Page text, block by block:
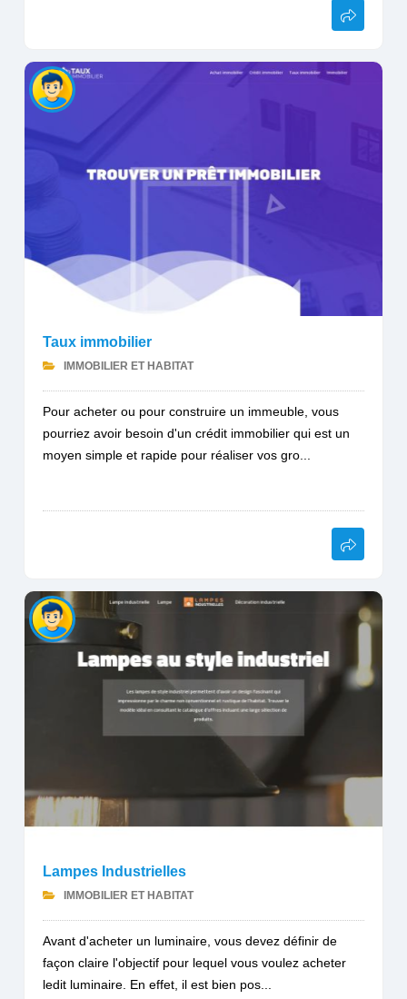
Taux immobilier
IMMOBILIER ET HABITAT
Pour acheter ou pour construire un immeuble, vous
pourriez avoir besoin d'un crédit immobilier qui est un
moyen simple et rapide pour réaliser vos gro...
Lampes Industrielles
IMMOBILIER ET HABITAT
Avant d'acheter un luminaire, vous devez définir de
façon claire l'objectif pour lequel vous voulez acheter
ledit luminaire. En effet, il est bien pos...